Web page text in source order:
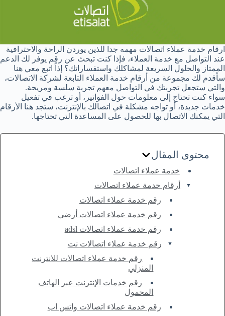
ارقام خدمة عملاء اتصالات مهمه جدا للذين يوردن الراحة والاحترافية
عند التواصل مع خدمة العملاء، فإذا كنت تبحث عن رقم يوفر لك الدعم
الممتاز والحلول السريعة لمشاكلك واستفساراتك؟ إذاً اتبع معي هنا
سأقدم لك مجموعة من أرقام خدمة العملاء التابعة لشركة الاتصالات،
والتي ستجعل تجربتك في التواصل معهم تجربة سلسة ومريحة.
سواء كنت تحتاج إلى معلومات حول الفواتير، أو ترغب في تفعيل
خدمات جديدة، أو تواجه مشكلة في اتصالك بالإنترنت، ستجد هنا الأرقام
التي يمكنك الاتصال بها للحصول على المساعدة التي تحتاجها.
محتوى المقال
خدمة عملاء اتصالات
أرقام خدمة عملاء اتصالات
رقم خدمة عملاء اتصالات
رقم خدمة عملاء اتصالات أرضي
رقم خدمة عملاء اتصالات adsl
رقم خدمة عملاء اتصالات نت
رقم خدمة عملاء اتصالات للانترنت
المنزلي
رقم خدمات الإنترنت عبر الهاتف
المحمول
رقم خدمة عملاء اتصالات واتس اب